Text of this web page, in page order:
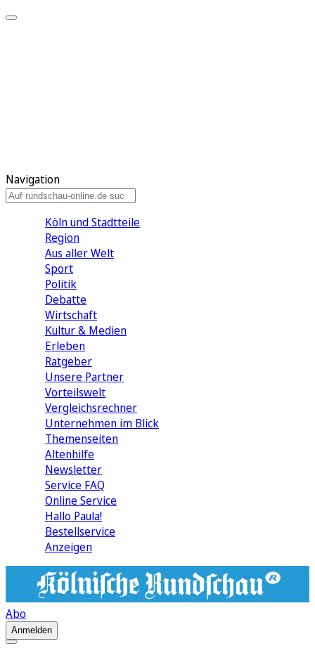
Navigation
Köln und Stadtteile
Region
Aus aller Welt
Sport
Politik
Debatte
Wirtschaft
Kultur & Medien
Erleben
Ratgeber
Unsere Partner
Vorteilswelt
Vergleichsrechner
Unternehmen im Blick
Themenseiten
Altenhilfe
Newsletter
Service FAQ
Online Service
Hallo Paula!
Bestellservice
Anzeigen
Abo
Anmelden